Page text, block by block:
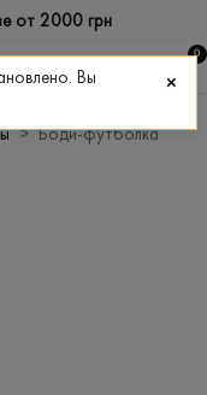
от 2000 грн
0
Боди-футболка
Вы